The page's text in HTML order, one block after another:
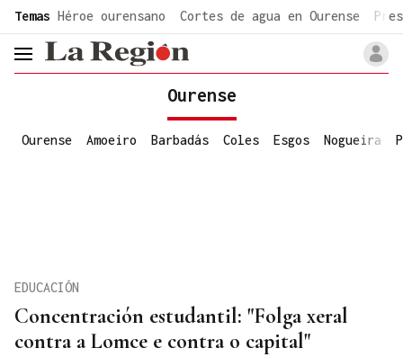
common.go-to-content
Temas Héroe ourensano Cortes de agua en Ourense
header.menu.open
Ourense
Ourense Amoeiro Barbadás Coles Esgos Nogueira
Concentración estudantil: "Folga xeral
contra a Lomce e contra o capital"
EDUCACIÓN